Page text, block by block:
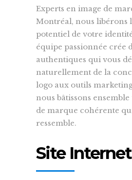
Experts en image de
Montréal, nous libérons
potentiel de votre
équipe passionnée crée
authentiques qui vous
naturellement de la
logo aux outils
nous bâtissons
de marque cohérente
ressemble.
Site Internet